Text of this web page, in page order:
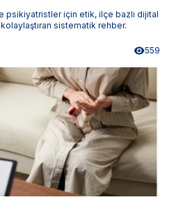
için etik, ilçe bazlı dijital
sistematik rehber.
559